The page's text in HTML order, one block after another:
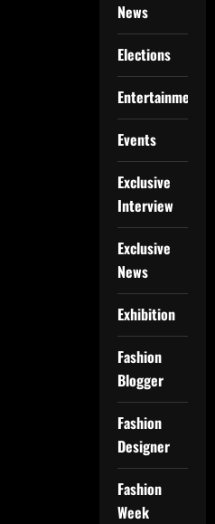
News
Elections
Entertainment
Events
Exclusive
Interview
Exclusive
News
Exhibition
Fashion
Blogger
Fashion
Designer
Fashion
Week